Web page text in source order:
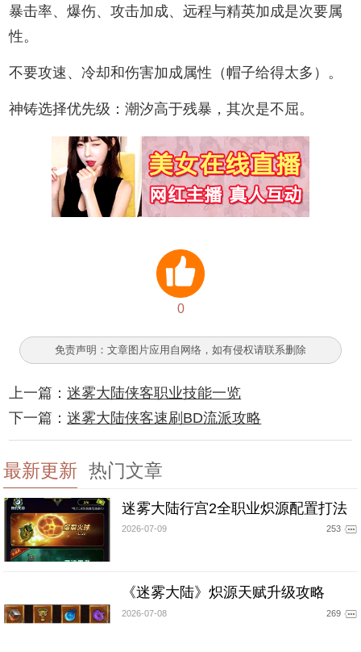
暴击率、爆伤、攻击加成、远程与精英加成是次要属
性。
不要攻速、冷却和伤害加成属性（帽子给得太多）。
神铸选择优先级：潮汐高于残暴，其次是不屈。
0
免责声明：文章图片应用自网络，如有侵权请联系删除
上一篇：迷雾大陆侠客职业技能一览
下一篇：迷雾大陆侠客速刷BD流派攻略
最新更新 热门文章
迷雾大陆行宫2全职业炽源配置打法
2026-07-09 253
《迷雾大陆》炽源天赋升级攻略
2026-07-08 269